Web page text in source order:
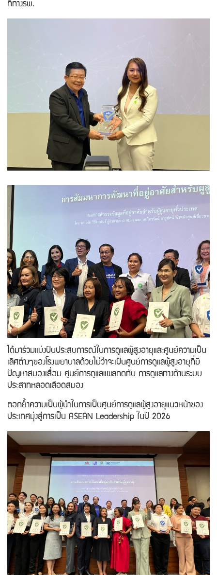
ที่ทางรพ.
ได้มาร่วมแบ่งปันประสบการณ์ในการดูแลผู้สูงอายุและศูนย์ความเป็น
เลิศต่างๆของโรงพยาบาลด้วยไม่ว่าจะเป็นศูนย์การดูแลผู้สูงอายุที่มี
ปัญหาสมองเสื่อม ศูนย์การดูแลแผลกดทับ การดูแลทางด้านระบบ
ประสาทหลอดเลือดสมอง
ตอกย้ำความเป็นผู้นำในการเป็นศูนย์การดูแลผู้สูงอายุแนวหน้าของ
ประเทศมุ่งสู่การเป็น ASEAN Leadership ในปี 2026